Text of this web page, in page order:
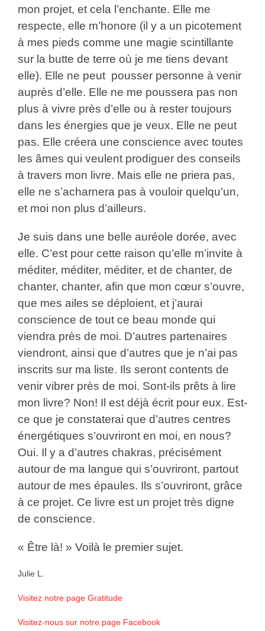
mon projet, et cela l’enchante. Elle me
respecte, elle m’honore (il y a un picotement
à mes pieds comme une magie scintillante
sur la butte de terre où je me tiens devant
elle). Elle ne peut pousser personne à venir
auprès d’elle. Elle ne me poussera pas non
plus à vivre près d’elle ou à rester toujours
dans les énergies que je veux. Elle ne peut
pas. Elle créera une conscience avec toutes
les âmes qui veulent prodiguer des conseils
à travers mon livre. Mais elle ne priera pas,
elle ne s’acharnera pas à vouloir quelqu’un,
et moi non plus d’ailleurs.
Je suis dans une belle auréole dorée, avec
elle. C’est pour cette raison qu’elle m’invite à
méditer, méditer, méditer, et de chanter, de
chanter, chanter, afin que mon cœur s’ouvre,
que mes ailes se déploient, et j’aurai
conscience de tout ce beau monde qui
viendra près de moi. D’autres partenaires
viendront, ainsi que d’autres que je n’ai pas
inscrits sur ma liste. Ils seront contents de
venir vibrer près de moi. Sont-ils prêts à lire
mon livre? Non! Il est déjà écrit pour eux. Est-
ce que je constaterai que d’autres centres
énergétiques s’ouvriront en moi, en nous?
Oui. Il y a d’autres chakras, précisément
autour de ma langue qui s’ouvriront, partout
autour de mes épaules. Ils s’ouvriront, grâce
à ce projet. Ce livre est un projet très digne
de conscience.
« Être là! » Voilà le premier sujet.
Julie L.
Visitez notre page Gratitude
Visitez-nous sur notre page Facebook